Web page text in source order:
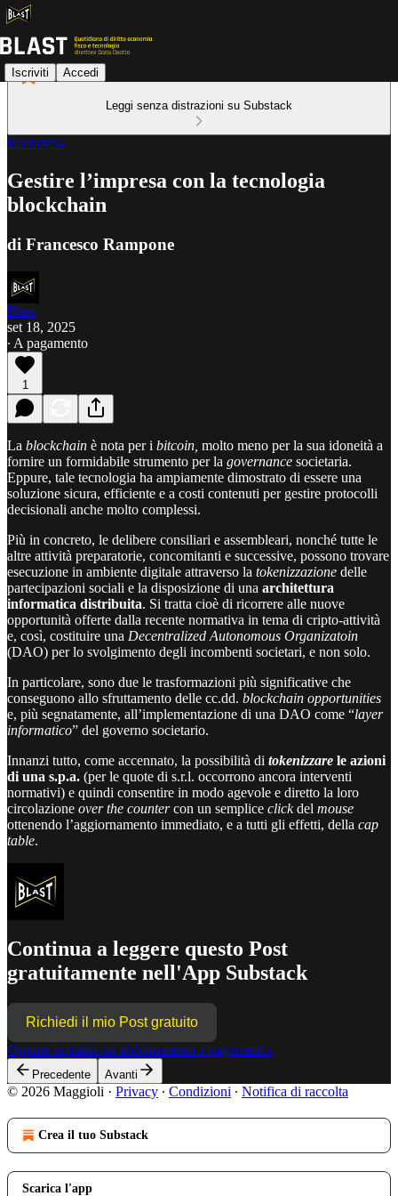
Iscriviti Accedi
Leggi senza distrazioni su Substack
Economia
Gestire l’impresa con la tecnologia
blockchain
di Francesco Rampone
Blast
set 18, 2025
∙ A pagamento
1
La blockchain è nota per i bitcoin, molto meno per la sua idoneità a
fornire un formidabile strumento per la governance societaria.
Eppure, tale tecnologia ha ampiamente dimostrato di essere una
soluzione sicura, efficiente e a costi contenuti per gestire protocolli
decisionali anche molto complessi.
Più in concreto, le delibere consiliari e assembleari, nonché tutte le
altre attività preparatorie, concomitanti e successive, possono trovare
esecuzione in ambiente digitale attraverso la tokenizzazione delle
partecipazioni sociali e la disposizione di una architettura
informatica distribuita. Si tratta cioè di ricorrere alle nuove
opportunità offerte dalla recente normativa in tema di cripto-attività
e, così, costituire una Decentralized Autonomous Organizatoin
(DAO) per lo svolgimento degli incombenti societari, e non solo.
In particolare, sono due le trasformazioni più significative che
conseguono allo sfruttamento delle cc.dd. blockchain opportunities
e, più segnatamente, all’implementazione di una DAO come “layer
informatico” del governo societario.
Innanzi tutto, come accennato, la possibilità di tokenizzare le azioni
di una s.p.a. (per le quote di s.r.l. occorrono ancora interventi
normativi) e quindi consentire in modo agevole e diretto la loro
circolazione over the countercon un semplice clickdel mouse
ottenendo l’aggiornamento immediato, e a tutti gli effetti, della cap
table.
Continua a leggere questo Post
gratuitamente nell'App Substack
Richiedi il mio Post gratuito
Oppure acquista un abbonamento a pagamento.
Precedente Avanti
© 2026 Maggioli · Privacy ∙ Condizioni ∙ Notifica di raccolta
Crea il tuo Substack
Scarica l'app